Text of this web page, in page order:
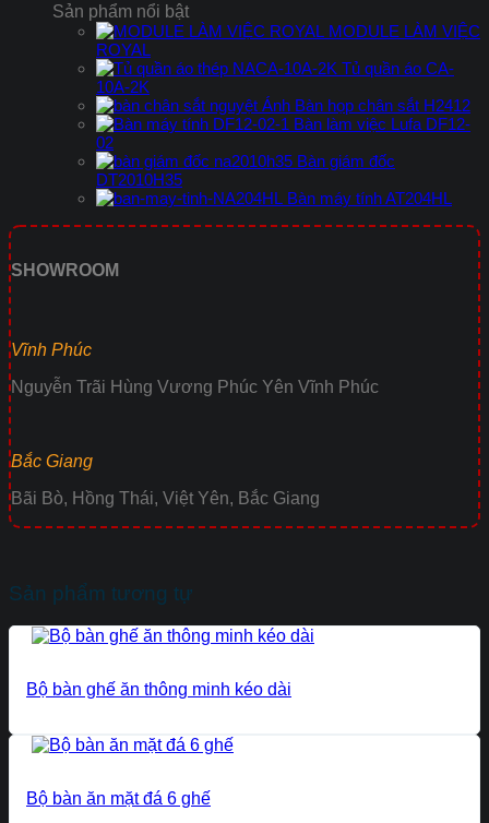
Sản phẩm nổi bật
MODULE LÀM VIỆC
ROYAL
Tủ quần áo CA-
10A-2K
Bàn họp chân sắt H2412
Bàn làm việc Lufa DF12-
02
Bàn giám đốc
DT2010H35
Bàn máy tính AT204HL
SHOWROOM
Vĩnh Phúc
Nguyễn Trãi Hùng Vương Phúc Yên Vĩnh Phúc
Bắc Giang
Bãi Bò, Hồng Thái, Việt Yên, Bắc Giang
Sản phẩm tương tự
Bộ bàn ghế ăn thông minh kéo dài
Bộ bàn ăn mặt đá 6 ghế